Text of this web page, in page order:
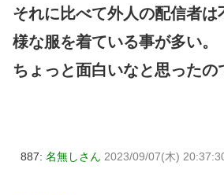
それに比べて外人の配信者は
様な服を着ている事が多い。
ちょっと面白いなと思ったの
887: 名無しさん 2023/09/07(木)